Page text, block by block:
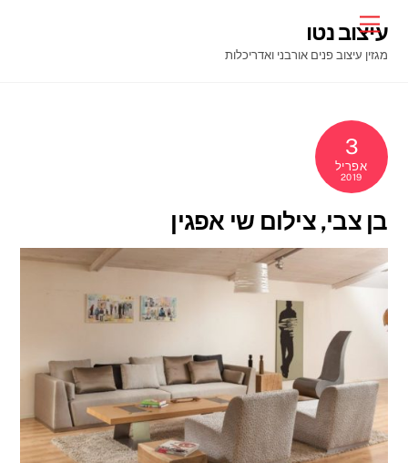
content
Menu
עיצוב נטו
מגזין עיצוב פנים אורבני ואדריכלות
3
אפריל
2019
בן צבי, צילום שי אפגין